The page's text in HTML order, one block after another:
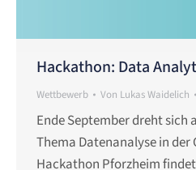
Hackathon: Data
Wettbewerb Von Lukas Waidelich
Ende September dreht sich
Thema Datenanalyse in der
Hackathon Pforzheim